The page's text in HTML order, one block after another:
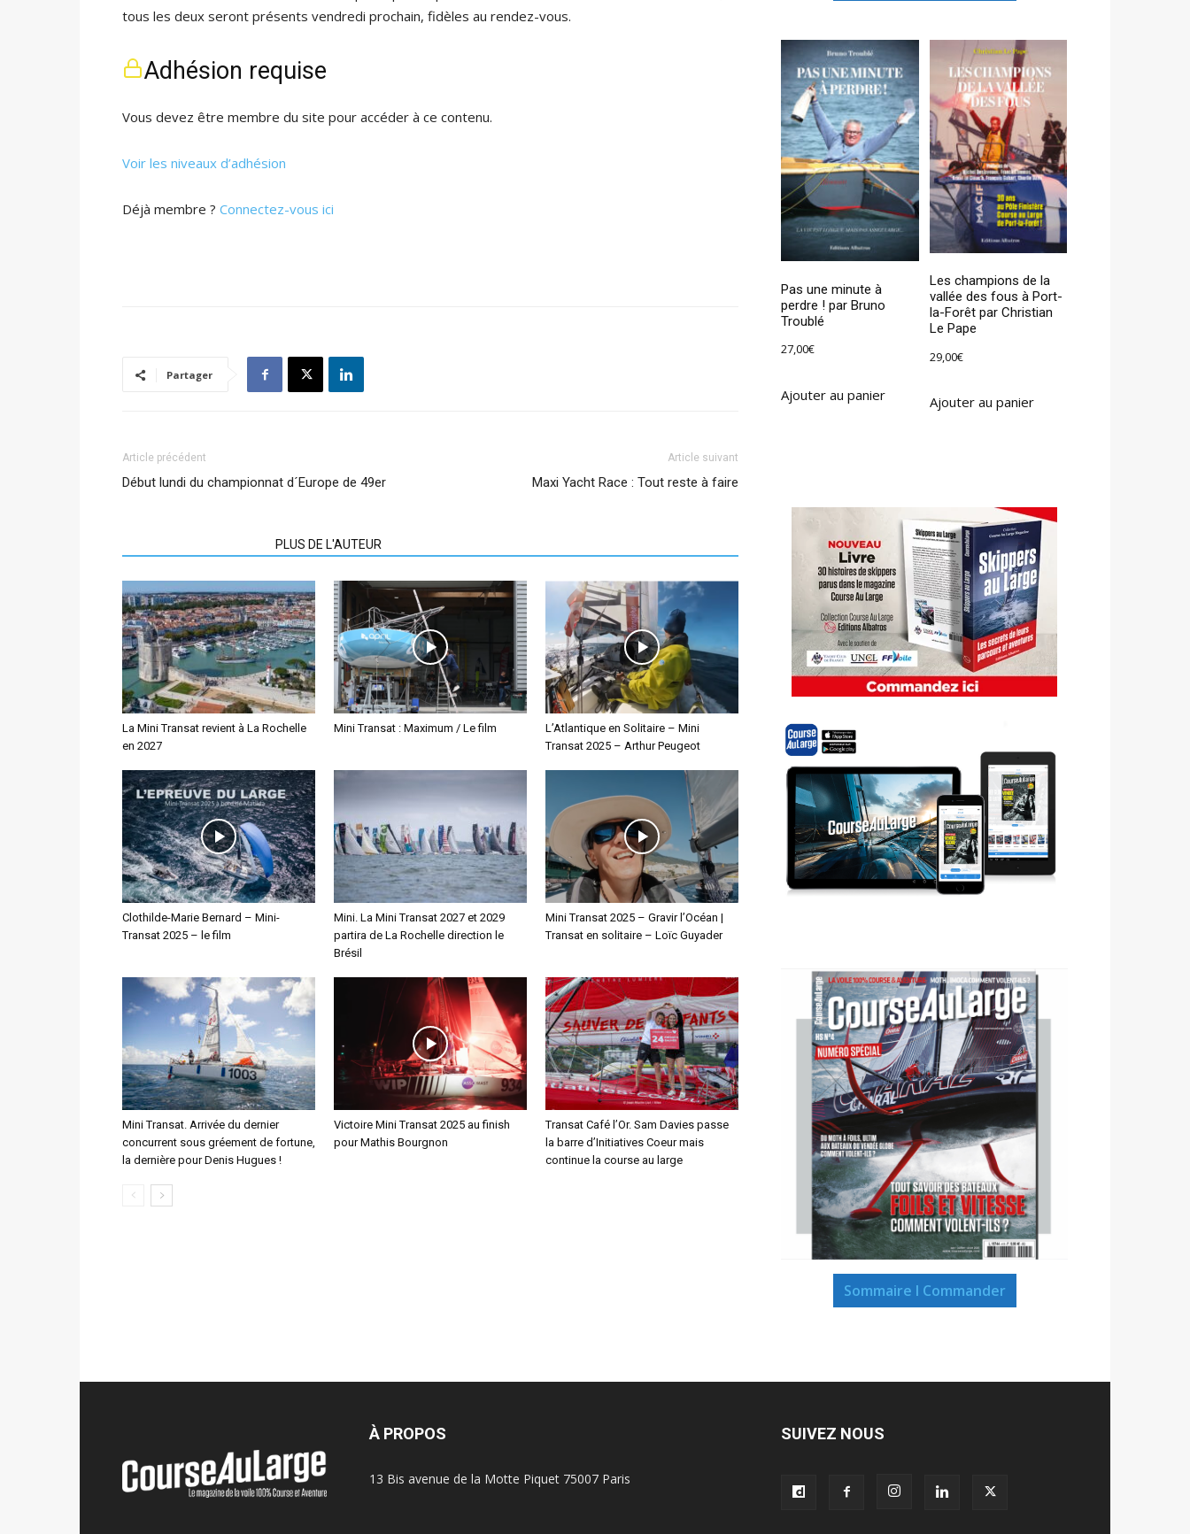
tous les deux seront présents vendredi prochain, fidèles au rendez-vous.
Adhésion requise
Vous devez être membre du site pour accéder à ce contenu.
Voir les niveaux d’adhésion
Déjà membre ? Connectez-vous ici
Partager
Article précédent
Début lundi du championnat d´Europe de 49er
Article suivant
Maxi Yacht Race : Tout reste à faire
PLUS DE L'AUTEUR
La Mini Transat revient à La Rochelle
en 2027
Mini Transat : Maximum / Le film
L’Atlantique en Solitaire – Mini
Transat 2025 – Arthur Peugeot
Clothilde-Marie Bernard – Mini-
Transat 2025 – le film
Mini. La Mini Transat 2027 et 2029
partira de La Rochelle direction le
Brésil
Mini Transat 2025 – Gravir l’Océan |
Transat en solitaire – Loïc Guyader
Mini Transat. Arrivée du dernier
concurrent sous gréement de fortune,
la dernière pour Denis Hugues !
Victoire Mini Transat 2025 au finish
pour Mathis Bourgnon
Transat Café l’Or. Sam Davies passe
la barre d’Initiatives Coeur mais
continue la course au large
Pas une minute à
perdre ! par Bruno
Troublé
27,00€
Ajouter au panier
Les champions de la
vallée des fous à Port-
la-Forêt par Christian
Le Pape
29,00€
Ajouter au panier
Sommaire I Commander
À PROPOS
13 Bis avenue de la Motte Piquet 75007 Paris
SUIVEZ NOUS